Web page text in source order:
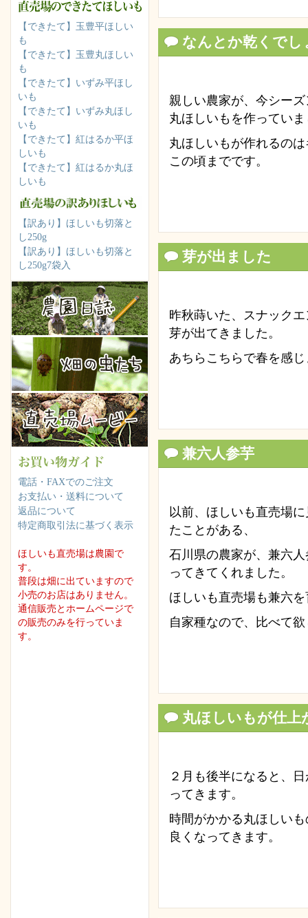
なんとか乾くでし
親しい農家が、今シー
丸ほしいもを作ってい
丸ほしいもが作れるの
この頃までです。
芽が出ました
昨秋蒔いた、スナック
芽が出てきました。
あちらこちらで春を感
兼六人参芋
以前、ほしいも直売場
たことがある、
石川県の農家が、兼六
ってきてくれました。
ほしいも直売場も兼六
自家種なので、比べて
丸ほしいもが仕上
２月も後半になると、
ってきます。
時間がかかる丸ほしい
良くなってきます。
【できたて】玉豊平ほしい
も
【できたて】玉豊丸ほしい
も
【できたて】いずみ平ほし
いも
【できたて】いずみ丸ほし
いも
【できたて】紅はるか平ほ
しいも
【できたて】紅はるか丸ほ
しいも
【訳あり】ほしいも切落と
し250g
【訳あり】ほしいも切落と
し250g7袋入
電話・FAXでのご注文
お支払い・送料について
返品について
特定商取引法に基づく表示
ほしいも直売場は農園で
す。
普段は畑に出ていますので
小売のお店はありません。
通信販売とホームページで
の販売のみを行っていま
す。